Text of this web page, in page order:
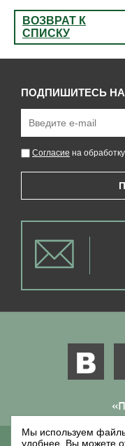
ВОЗВРАТ К
СПИСКУ
ПОДПИШИТЕСЬ
Согласие на
Мы используем
удобнее. Вы можете